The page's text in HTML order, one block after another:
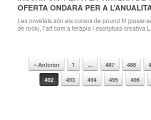
OFERTA ONDARA PER A
Les novetats són els cursos de pound fit (posar-
de rock), l’art com a teràpia i escriptura creativa
Navegador de artículos
« Anterior 1 … 487 488
492
493 494 495 496